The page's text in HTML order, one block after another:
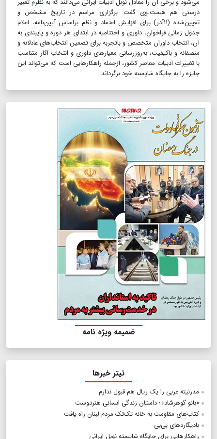
می‌شود و برخی آن را معادل نوبل ادبیات ایرانی می‌دانند که به نظرم تعبیر
درستی هم هست.وی گفت: برگزاری مراسم در تاریخ مشخص و
تعیین‌شده (۱۱آذر) برای افزایش اعتماد و نظم براساس آیین‌نامه، اعلام
جدول زمانی فراخوان، داوری و اختتامیه در ابتدای هر دوره و پایبندی به
آن، انتخاب داوران متخصص و باتجربه برای تضمین انتخاب‌های عادلانه و
منصفانه و باکیفیت، به‌روزرسانی معیارهای داوری و انتخاب آثار متناسب
با تغییرات ادبیات‌ معاصر کشور، ازجمله راهکارهایی است که می‌تواند این
جایزه را به جایگاه شایسته خود برگرداند.
ضمیمه ویژه نامه
تیتر خبرها
مدرنیته غربی را یک ریال هم قبول ندارم
«بانو گوهرشاد»؛ داستان زندگی انسانی هنردوست
کتاب‌های مقاومت به خانه تک‌تک مردم لبنان راه یافت
بادیگاردهای بی‌بی
راهکارهایی برای جایگاه شایسته نوبل ایرانی